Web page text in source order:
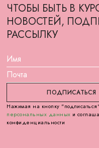
ЧТОБЫ БЫТЬ В
НОВОСТЕЙ,
РАССЫЛКУ
Нажимая на кнопку
персональных данных и
конфиденциальности